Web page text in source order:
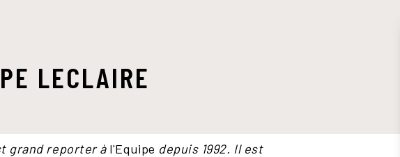
LECLAIRE
grand reporter àl'Equipe depuis 1992. Il est